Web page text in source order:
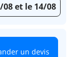
et le 14/08
un devis